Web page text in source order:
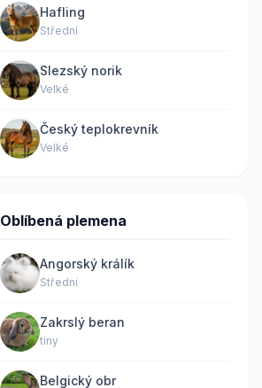
Hafling
Střední
Slezský norik
Velké
Český teplokrevník
Velké
Oblíbená plemena
Angorský králík
Střední
Zakrslý beran
tiny
Belgický obr